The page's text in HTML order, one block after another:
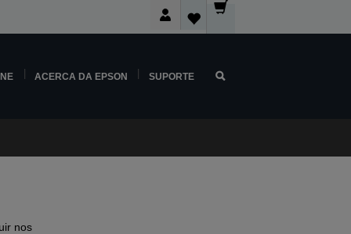
ACERCA DA EPSON SUPORTE
nos